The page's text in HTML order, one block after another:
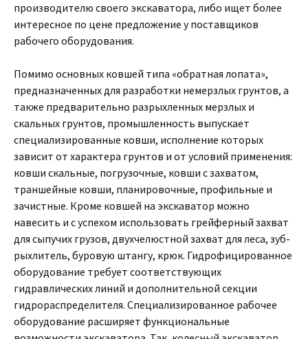
производителю своего экскаватора, либо ищет более
интересное по цене предложение у поставщиков
рабочего оборудования.
Помимо основных ковшей типа «обратная лопата»,
предназначенных для разработки немерзлых грунтов, а
также предварительно разрыхленных мерзлых и
скальных грунтов, промышленность выпускает
специализированные ковши, исполнение которых
зависит от характера грунтов и от условий применения:
ковши скальные, погрузочные, ковши с захватом,
траншейные ковши, планировочные, профильные и
зачистные. Кроме ковшей на экскаватор можно
навесить и с успехом использовать грейферный захват
для сыпучих грузов, двухчелюстной захват для леса, зуб-
рыхлитель, буровую штангу, крюк. Гидрофицированное
оборудование требует соответствующих
гидравлических линий и дополнительной секции
гидрораспределителя. Специализированное рабочее
оборудование расширяет функциональные